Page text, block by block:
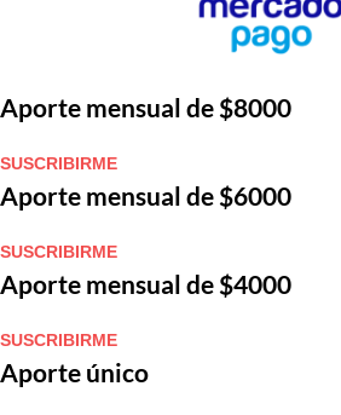
Aporte mensual de $8000
SUSCRIBIRME
Aporte mensual de $6000
SUSCRIBIRME
Aporte mensual de $4000
SUSCRIBIRME
Aporte único